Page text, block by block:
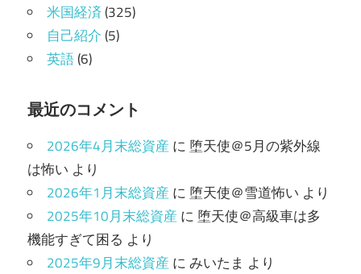
米国経済(325)
自己紹介(5)
英語(6)
最近のコメント
2026年4月末総資産に 堕天使＠5月の紫外線
は怖い より
2026年1月末総資産に 堕天使＠雪道怖い より
2025年10月末総資産に 堕天使＠高級車は多
機能すぎて困る より
2025年9月末総資産にみいたま より